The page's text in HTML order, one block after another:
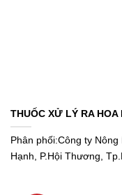
THUỐC XỬ LÝ RA HOA
Phân phối:Công ty
Hạnh, P.Hội Thương,